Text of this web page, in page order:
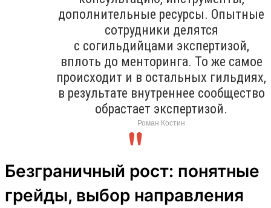
дополнительные ресурсы. Опытные
сотрудники делятся
с согильдийцами экспертизой,
вплоть до менторинга. То же самое
происходит и в остальных гильдиях,
в результате внутреннее сообщество
обрастает экспертизой.
Роман Костин
Безграничный рост: понятные
грейды, выбор направления